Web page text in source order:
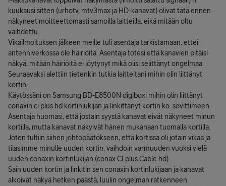
kuukausi sitten (urhotv, mtv3max ja HD-kanavat) olivat tätä ennen
näkyneet moitteettomasti samoilla laitteilla, eikä mitään oltu
vaihdettu.
Vikailmoituksen jälkeen meille tuli asentaja tarkistamaan, ettei
antenniverkossa ole häiriöitä. Asentaja totesi että kanavien pitäisi
näkyä, mitään häiriöitä ei löytynyt mikä olisi selittänyt ongelmaa.
Seuraavaksi alettiin tietenkin tutkia laitteitani mihin olin liittänyt
kortin.
Käytössäni on Samsung BD-E8500N digiboxi mihin olin liittänyt
conaxin ci plus hd kortinlukijan ja linkittänyt kortin ko. sovittimeen.
Asentaja huomasi, että jostain syystä kanavat eivät näkyneet minun
kortilla, mutta kanavat näkyivät hänen mukanaan tuomalla kortilla.
Joten tultiin siihen johtopäätökseen, että kortissa oli jotain vikaa ja
tilasimme minulle uuden kortin, vaihdoin varmuuden vuoksi vielä
uuden conaxin kortinlukijan (conax CI plus Cable hd)
Sain uuden kortin ja linkitin sen conaxin kortinlukijaan ja kanavat
alkoivat näkyä hetken päästä, luulin ongelman ratkenneen.